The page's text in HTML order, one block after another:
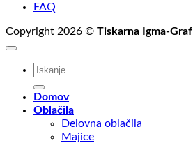
FAQ
Copyright 2026 © Tiskarna Igma-Graf
Išči:
Domov
Oblačila
Delovna oblačila
Majice